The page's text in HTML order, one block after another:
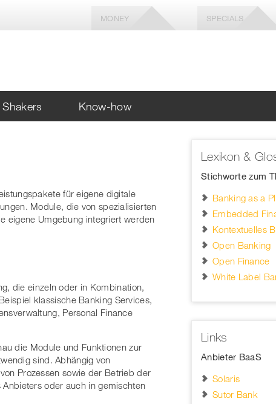
MONEY SPECIALS
Warum Banken
Stablecoins in ihre
Strategien mit
Know-how
für eigene digitale
Module, die von spezialisierten
eigene Umgebung integriert werden
die einzeln oder in Kombination,
klassische Banking Services,
Personal Finance
die Module und Funktionen zur
sind. Abhängig von
Prozessen sowie der Betrieb der
oder auch in gemischten
Lexikon &
Stichworte zum
Banking as a
Embedded
Kontextuelles
Open Banking
Open Finance
White Label
Links
Anbieter BaaS
Solaris
Sutor Bank